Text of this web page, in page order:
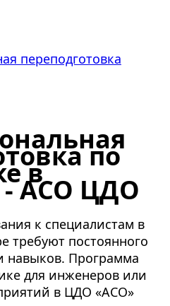
переподготовка
по
в
- АСО ЦДО
к специалистам в
требуют постоянного
навыков. Программа
для инженеров или
в ЦДО «АСО»